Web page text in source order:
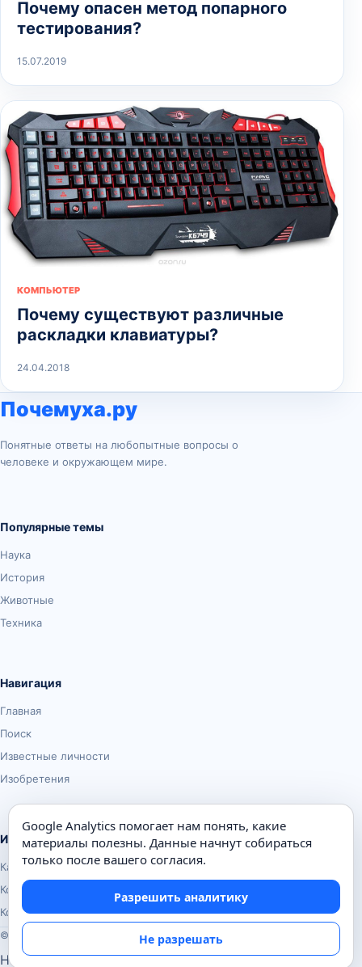
Почему опасен метод попарного
тестирования?
15.07.2019
КОМПЬЮТЕР
Почему существуют различные
раскладки клавиатуры?
24.04.2018
Почемуха.ру
Понятные ответы на любопытные вопросы о
человеке и окружающем мире.
Популярные темы
Наука
История
Животные
Техника
Навигация
Главная
Поиск
Известные личности
Изобретения
Информация
Карта сайта
Контакты
Конфиденциальность
© Почемуха.ру, 2010–2026
Настройки аналитики
Google Analytics помогает нам понять, какие
материалы полезны. Данные начнут собираться
только после вашего согласия.
Разрешить аналитику
Не разрешать